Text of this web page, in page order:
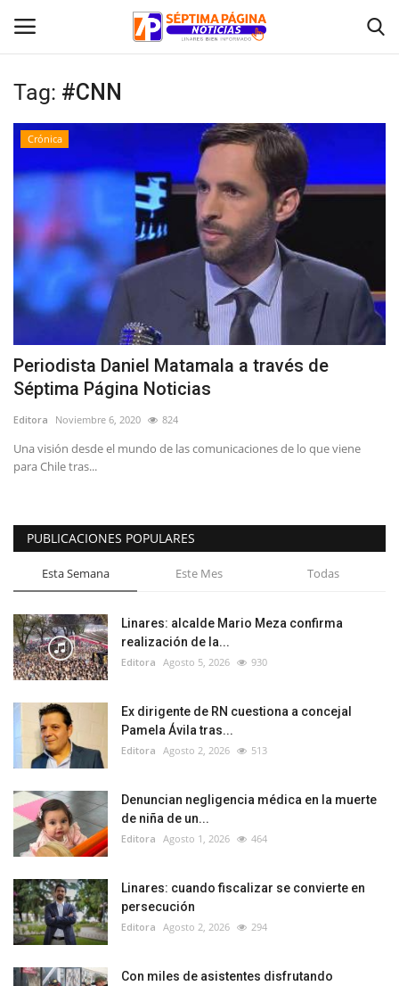
Inicio
Crónica
Policial
Tribunales
Deporte
Política
Espectáculos
Tag: #CNN
Crónica
Periodista Daniel Matamala a través de
Séptima Página Noticias
Editora Noviembre 6, 2020 824
Una visión desde el mundo de las comunicaciones de lo que viene
para Chile tras...
PUBLICACIONES POPULARES
Esta Semana Este Mes Todas
Linares: alcalde Mario Meza confirma
realización de la...
Editora Agosto 5, 2026 930
Ex dirigente de RN cuestiona a concejal
Pamela Ávila tras...
Editora Agosto 2, 2026 513
Denuncian negligencia médica en la muerte
de niña de un...
Editora Agosto 1, 2026 464
Linares: cuando fiscalizar se convierte en
persecución
Editora Agosto 2, 2026 294
Con miles de asistentes disfrutando